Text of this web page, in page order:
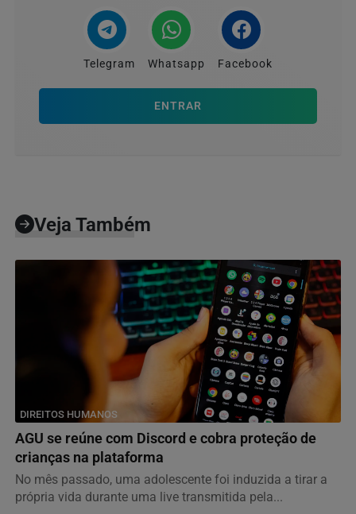
Telegram Whatsapp Facebook
ENTRAR
Veja Também
DIREITOS HUMANOS
AGU se reúne com Discord e cobra proteção de
crianças na plataforma
No mês passado, uma adolescente foi induzida a tirar a
própria vida durante uma live transmitida pela...